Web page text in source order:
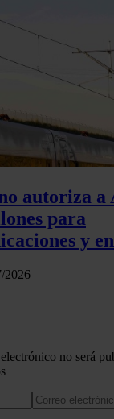
autoriza a
para
y
2026
no será